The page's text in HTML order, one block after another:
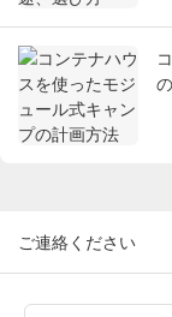
ご連絡ください